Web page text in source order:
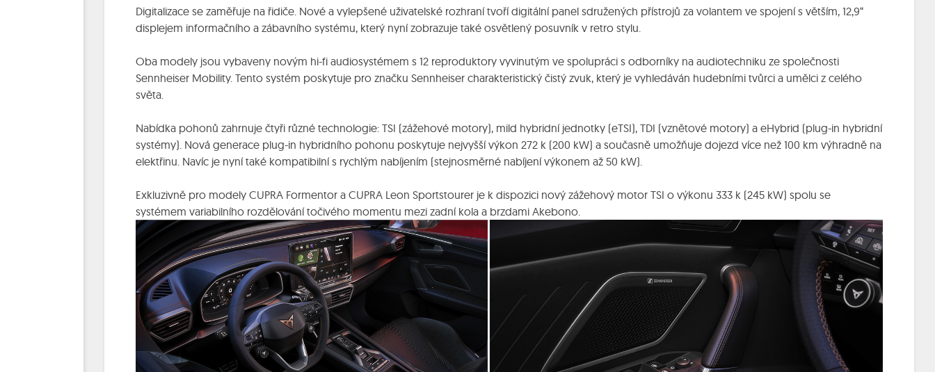
Digitalizace se zaměřuje na řidiče. Nové a vylepšené uživatelské rozhraní tvoří digitální panel sdružených přístrojů za volantem ve spojení s větším, 12,9“
displejem informačního a zábavního systému, který nyní zobrazuje také osvětlený posuvník v retro stylu.
Oba modely jsou vybaveny novým hi-fi audiosystémem s 12 reproduktory vyvinutým ve spolupráci s odborníky na audiotechniku ze společnosti
Sennheiser Mobility. Tento systém poskytuje pro značku Sennheiser charakteristický čistý zvuk, který je vyhledáván hudebními tvůrci a umělci z celého
světa.
Nabídka pohonů zahrnuje čtyři různé technologie: TSI (zážehové motory), mild hybridní jednotky (eTSI), TDI (vznětové motory) a eHybrid (plug-in hybridní
systémy). Nová generace plug-in hybridního pohonu poskytuje nejvyšší výkon 272 k (200 kW) a současně umožňuje dojezd více než 100 km výhradně na
elektřinu. Navíc je nyní také kompatibilní s rychlým nabíjením (stejnosměrné nabíjení výkonem až 50 kW).
Exkluzivně pro modely CUPRA Formentor a CUPRA Leon Sportstourer je k dispozici nový zážehový motor TSI o výkonu 333 k (245 kW) spolu se
systémem variabilního rozdělování točivého momentu mezi zadní kola a brzdami Akebono.